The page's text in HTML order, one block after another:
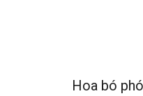
Hoa bó